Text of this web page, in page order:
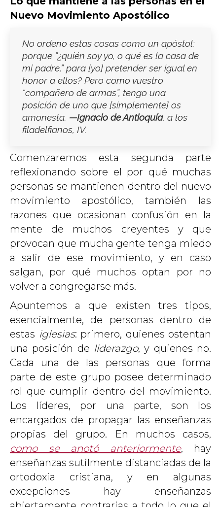
Nuevo Movimiento Apostólico
No ordeno estas cosas como un apóstol:
porque “¿quién soy yo, o qué es la casa de
mi padre,” para [yo] pretender ser igual en
honor a ellos? Pero como vuestro
“compañero de armas”, tengo una
posición de uno que [simplemente] os
amonesta. —Ignacio de Antioquía, a los
filadelfianos, IV.
Comenzaremos esta segunda parte
reflexionando sobre el por qué muchas
personas se mantienen dentro del nuevo
movimiento apostólico, también las
razones que ocasionan confusión en la
mente de muchos creyentes y que
provocan que mucha gente tenga miedo
a salir de ese movimiento, y en caso
salgan, por qué muchos optan por no
volver a congregarse más.
Apuntemos a que existen tres tipos,
esencialmente, de personas dentro de
estas iglesias: primero, quienes ostentan
una posición de liderazgo, y quienes no.
Cada una de las personas que forma
parte de este grupo posee determinado
rol que cumplir dentro del movimiento.
Los líderes, por una parte, son los
encargados de propagar las enseñanzas
propias del grupo. En muchos casos,
como se anotó anteriormente, hay
enseñanzas sutilmente distanciadas de la
ortodoxia cristiana, y en algunas
excepciones hay enseñanzas